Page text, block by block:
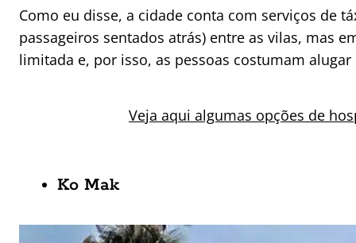
Como eu disse, a cidade conta com serviços de
passageiros sentados atrás) entre as vilas, mas
limitada e, por isso, as pessoas costumam
Veja aqui algumas opções de
Ko Mak